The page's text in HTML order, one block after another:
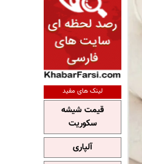
لینک های مفید
قیمت شیشه
سکوریت
آلپاری